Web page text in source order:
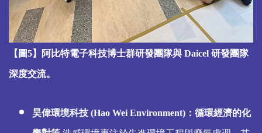
【圖5】阿比特電子科技博士群研發團隊與 Daicel 研發團隊
深度交流。
昊偉環境科技 (Hao Wei Environment)：循環經濟的化